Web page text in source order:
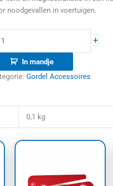
noodgevallen in voertuigen.
+
In mandje
Gordel Accessoires
0,1 kg